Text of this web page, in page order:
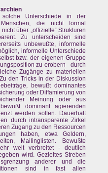
solche Unterschiede in der
Menschen, die nicht formal
über „offizielle“ Strukturen
Zu unterscheiden sind
unbewußte, informelle
informelle Unterschiede
bzw. der eigenen Gruppe
zu erobern - durch
Zugänge zu materiellen
den Tricks in der Diskussion
bewußt dominantes
oder Diffamierung von
Meinung oder aus
dominant agierenden
werden sollen. Dauerhaft
durch intransparente Zirkel
Zugang zu den Ressourcen
haben, etwa Geldern,
Mailinglisten. Bewußte
weit verbreitet - deutlich
wird. Gezieltes Streben
anderer und die
sind in fast allen